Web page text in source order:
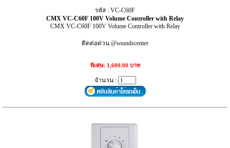
รหัส : VC-C60F
CMX VC-C60F 100V Volume Controller with Relay
CMX VC-C60F 100V Volume Controller with Relay
ติดต่อด่วน @soundscenter
พิเศษ: 1,600.00 บาท
จำนวน :